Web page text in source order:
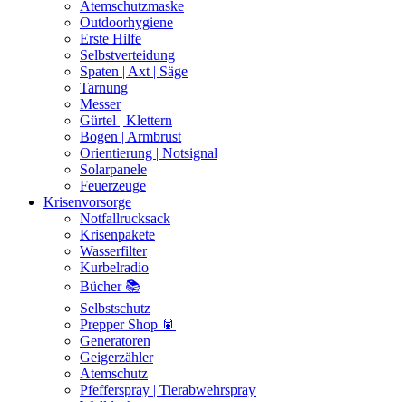
Atemschutzmaske
Outdoorhygiene
Erste Hilfe
Selbstverteidung
Spaten | Axt | Säge
Tarnung
Messer
Gürtel | Klettern
Bogen | Armbrust
Orientierung | Notsignal
Solarpanele
Feuerzeuge
Krisenvorsorge
Notfallrucksack
Krisenpakete
Wasserfilter
Kurbelradio
Bücher 📚
Selbstschutz
Prepper Shop 🥫
Generatoren
Geigerzähler
Atemschutz
Pfefferspray | Tierabwehrspray